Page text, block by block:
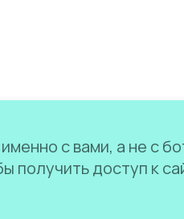
с вами, а не с
получить доступ к